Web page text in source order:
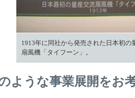
1913年に同社から発売された日本初の
扇風機「タイフーン」。
ような事業展開をお